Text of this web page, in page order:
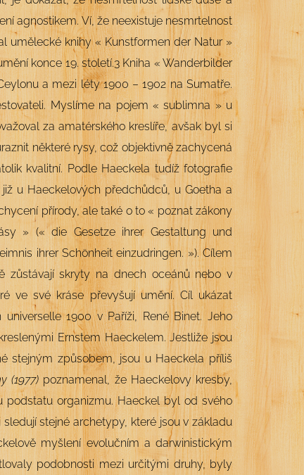
agnostikem. Ví, že neexistuje nesmrtelnost
umělecké knihy« Kunstformen der Natur »
konce 19. století.3Kniha « Wanderbilder
a mezi léty 1900 – 1902 na Sumatře.
Myslíme na pojem « sublimna » u
za amatérského kreslíře, avšak byl si
některé rysy, což objektivně zachycená
kvalitní. Podle Haeckela tudíž fotografie
u Haeckelových předchůdců, u Goetha a
přírody, ale také o to « poznat zákony
» (« die Gesetze ihrer Gestaltung und
ihrer Schönheit einzudringen. »). Cílem
zůstávají skryty na dnech oceánů nebo v
ve své kráse převyšují umění. Cíl ukázat
1900 v Paříži, René Binet. Jeho
Ernstem Haeckelem. Jestliže jsou
stejným způsobem, jsou u Haeckela příliš
(1977) poznamenal, že Haeckelovy kresby,
podstatu organizmu. Haeckel byl od svého
stejné archetypy, které jsou v základu
myšlení evolučním a darwinistickým
podobnosti mezi určitými druhy, byly